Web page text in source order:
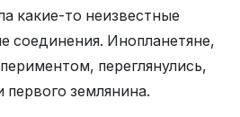
какие-то неизвестные
соединения. Инопланетяне,
переглянулись,
первого землянина.